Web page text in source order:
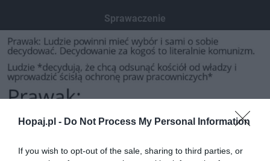
Hopaj.pl - Do Not Process My Personal Information
If you wish to opt-out of the sale, sharing to third parties, or
Sprawaczenie